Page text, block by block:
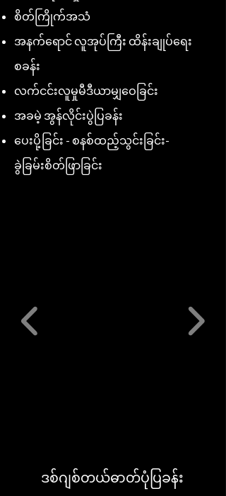
စိတ်ကြိုက်အသံ
အနက်ရောင် လူအုပ်ကြီး ထိန်းချုပ်ရေး
စခန်း
လက်ငင်းလူမှုမီဒီယာမျှဝေခြင်း
အခမဲ့ အွန်လိုင်းပွဲပြခန်း
ပေးပို့ခြင်း - စနစ်ထည့်သွင်းခြင်း-
ခွဲခြမ်းစိတ်ဖြာခြင်း
ဒစ်ဂျစ်တယ်ဓာတ်ပုံပြခန်း